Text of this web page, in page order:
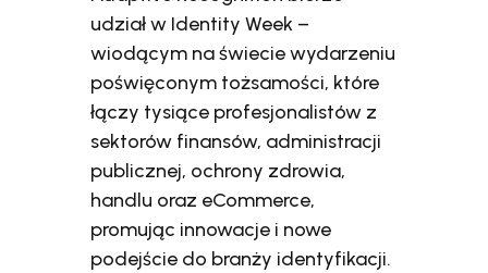
udział w Identity Week –
wiodącym na świecie wydarzeniu
poświęconym tożsamości, które
łączy tysiące profesjonalistów z
sektorów finansów, administracji
publicznej, ochrony zdrowia,
handlu oraz eCommerce,
promując innowacje i nowe
podejście do branży identyfikacji.